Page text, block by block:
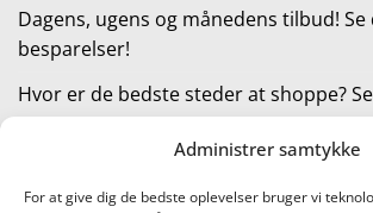
Administrer samtykke
For at give dig de bedste oplevelser bruger vi
Dagens, ugens og månedens tilbud! Se
besparelser!
Hvor er de bedste steder at shoppe?